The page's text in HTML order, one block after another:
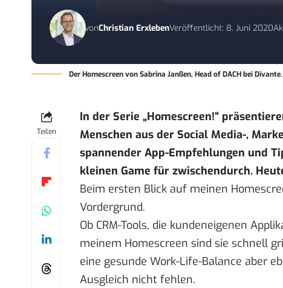
vonChristian ErxlebenVeröffentlicht: 8. Juni 2020
Der Homescreen von Sabrina Janßen, Head of DACH bei Divante.
Teilen
In der Serie „Homescreen!“
Menschen aus der Social Media-,
spannender App-Empfehlungen und
kleinen Game für zwischendurch.
Beim ersten Blick auf meinen
Vordergrund.
Ob CRM-Tools, die kundeneigenen
meinem Homescreen sind sie schnell
eine gesunde Work-Life-Balance aber
Ausgleich nicht fehlen.